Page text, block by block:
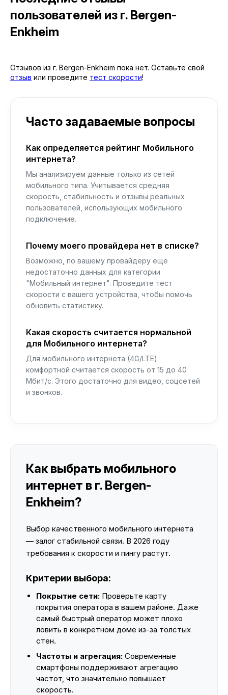
пользователей из г. Bergen-
Enkheim
Отзывов из г. Bergen-Enkheim пока нет. Оставьте свой
отзыв или проведите тест скорости!
Часто задаваемые вопросы
Как определяется рейтинг Мобильного
интернета?
Мы анализируем данные только из сетей
мобильного типа. Учитывается средняя
скорость, стабильность и отзывы реальных
пользователей, использующих мобильного
подключение.
Почему моего провайдера нет в списке?
Возможно, по вашему провайдеру еще
недостаточно данных для категории
"Мобильный интернет". Проведите тест
скорости с вашего устройства, чтобы помочь
обновить статистику.
Какая скорость считается нормальной
для Мобильного интернета?
Для мобильного интернета (4G/LTE)
комфортной считается скорость от 15 до 40
Мбит/с. Этого достаточно для видео, соцсетей
и звонков.
Как выбрать мобильного
интернет в г. Bergen-
Enkheim?
Выбор качественного мобильного интернета
— залог стабильной связи. В 2026 году
требования к скорости и пингу растут.
Критерии выбора:
Покрытие сети: Проверьте карту
покрытия оператора в вашем районе. Даже
самый быстрый оператор может плохо
ловить в конкретном доме из-за толстых
стен.
Частоты и агрегация: Современные
смартфоны поддерживают агрегацию
частот, что значительно повышает
скорость.